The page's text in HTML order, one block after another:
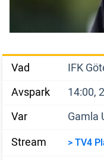
Vad
IFK
Avspark
14:00,
Var
Gamla
Stream
> TV4